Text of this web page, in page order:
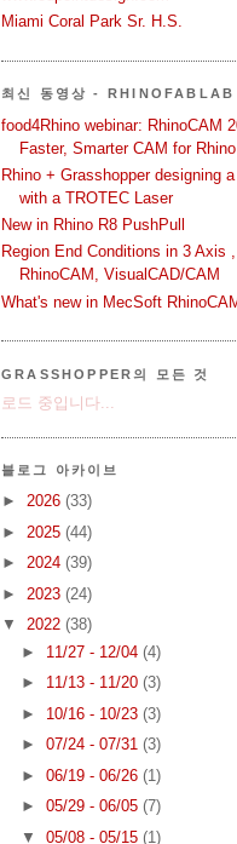
Miami Coral Park Sr. H.S.
최신 동영상 - RHINOFABLAB
food4Rhino webinar: RhinoCAM
Faster, Smarter CAM for Rhino
Rhino + Grasshopper designing
with a TROTEC Laser
New in Rhino R8 PushPull
Region End Conditions in 3 Axis ,
RhinoCAM, VisualCAD/CAM
What's new in MecSoft
GRASSHOPPER의 모든 것
로드 중입니다...
블로그 아카이브
► 2026 (33)
► 2025 (44)
► 2024 (39)
► 2023 (24)
▼ 2022 (38)
► 11/27 - 12/04 (4)
► 11/13 - 11/20 (3)
► 10/16 - 10/23 (3)
► 07/24 - 07/31 (3)
► 06/19 - 06/26 (1)
► 05/29 - 06/05 (7)
▼ 05/08 - 05/15 (1)